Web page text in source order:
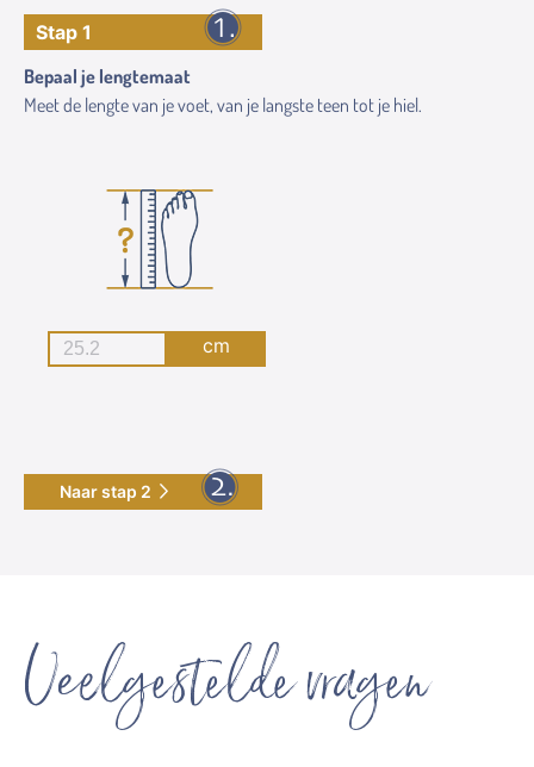
Stap 1
Bepaal je lengtemaat
Meet de lengte van je voet, van je langste teen tot je hiel.
cm
Naar stap 2
Veelgestelde vragen